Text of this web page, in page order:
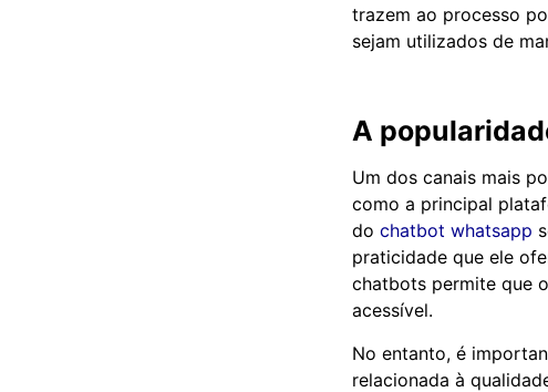
trazem ao processo
sejam utilizados de
A
Um dos canais mais
como a principal
do chatbot whatsapp
praticidade que ele
chatbots permite que
acessível.
No entanto, é
relacionada à